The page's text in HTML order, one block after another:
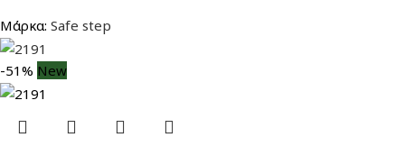
Μάρκα: Safe step
-51% New